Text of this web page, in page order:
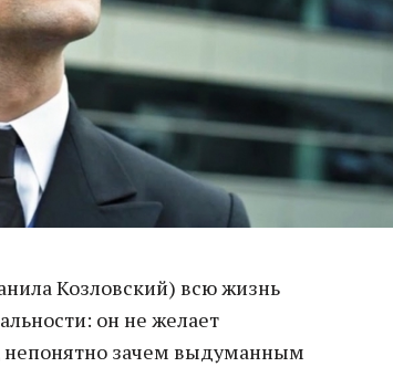
Козловский) всю жизнь
он не желает
непонятно зачем выдуманным